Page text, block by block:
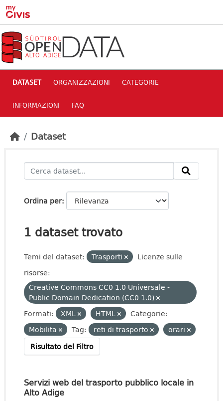
Skip to main content
DATASET ORGANIZZAZIONI CATEGORIE
INFORMAZIONI FAQ
Dataset
Ordina per
1 dataset trovato
Temi del dataset: Trasporti
Licenze sulle
risorse:
Creative Commons CC0 1.0 Universale -
Public Domain Dedication (CC0 1.0)
Formati:
XML HTML
Categorie:
Mobilita
Tag: reti di trasporto
orari
Risultato del Filtro
Servizi web del trasporto pubblico locale in
Alto Adige